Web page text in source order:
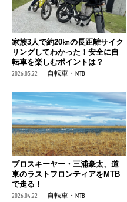
家族3人で約20㎞の長距離サイク
リングしてわかった！安全に自
転車を楽しむポイントは？
2026.05.22 自転車・MTB
プロスキーヤー・三浦豪太、道
東のラストフロンティアをMTB
で走る！
2026.04.22 自転車・MTB